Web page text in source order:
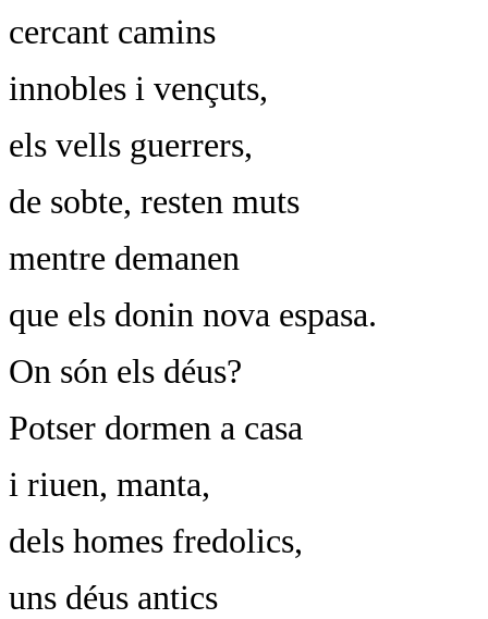
cercant camins
innobles i vençuts,
els vells guerrers,
de sobte, resten muts
mentre demanen
que els donin nova espasa.
On són els déus?
Potser dormen a casa
i riuen, manta,
dels homes fredolics,
uns déus antics